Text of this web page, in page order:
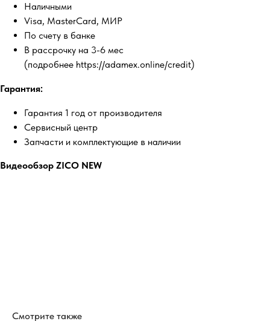
Наличными
Visa, MasterCard, МИР
По счету в банке
В рассрочку на 3-6 мес
(подробнее https://adamex.online/credit)
Гарантия:
Гарантия 1 год от производителя
Сервисный центр
Запчасти и комплектующие в наличии
Видеообзор ZICO NEW
Смотрите также